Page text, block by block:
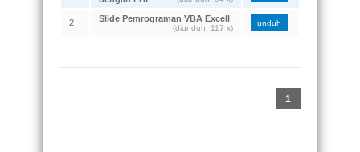
2 Slide Pemrograman VBA Excell
(diunduh: 117 x)
unduh
1